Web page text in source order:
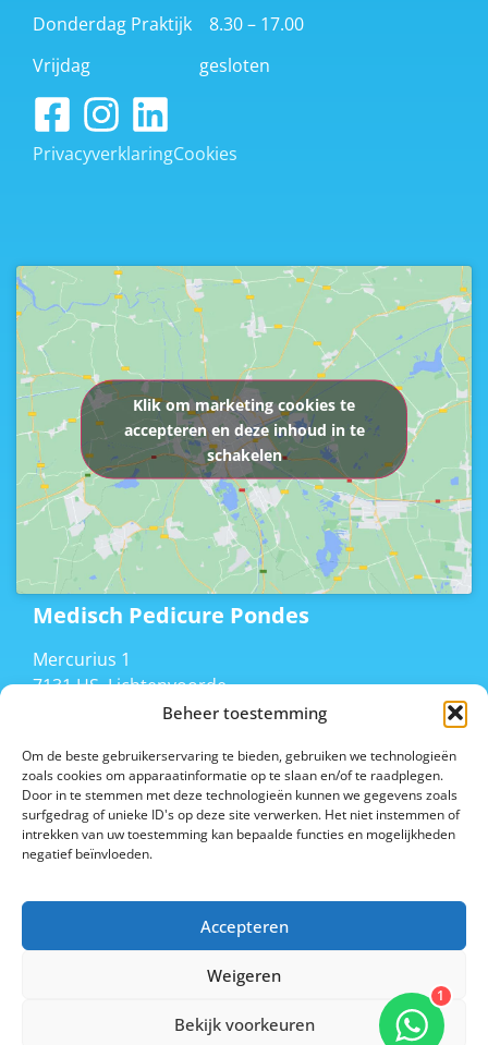
Beheer toestemming
Om de beste gebruikerservaring te bieden, gebruiken we technologieën
zoals cookies om apparaatinformatie op te slaan en/of te raadplegen.
Door in te stemmen met deze technologieën kunnen we gegevens zoals
surfgedrag of unieke ID's op deze site verwerken. Het niet instemmen of
intrekken van uw toestemming kan bepaalde functies en mogelijkheden
negatief beïnvloeden.
Accepteren
Weigeren
Bekijk voorkeuren
Donderdag Praktijk 8.30 – 17.00
Vrijdag gesloten
PrivacyverklaringCookies
Klik om marketing cookies te
accepteren en deze inhoud in te
schakelen
Medisch Pedicure Pondes
Mercurius 1
7131 HS, Lichtenvoorde
AGB code 96004944
AGB praktijk 96055108
KvK. 59526394
Kwaliteitsregister Pedicure
1